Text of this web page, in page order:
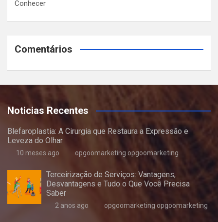
Conhecer
Comentários
Noticias Recentes
Blefaroplastia: A Cirurgia que Restaura a Expressão e
Leveza do Olhar
10 meses ago opgoomarketing opgoomarketing
Terceirização de Serviços: Vantagens,
Desvantagens e Tudo o Que Você Precisa
Saber
2 anos ago opgoomarketing opgoomarketing